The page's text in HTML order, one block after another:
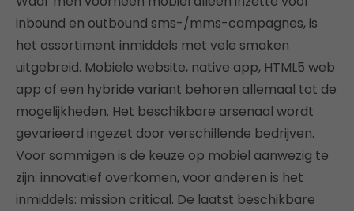
inbound en outbound sms-/mms-campagnes, is
het assortiment inmiddels met vele smaken
uitgebreid. Mobiele website, native app, HTML5 web
app of een hybride variant behoren allemaal tot de
mogelijkheden. Het beschikbare arsenaal wordt
gevarieerd ingezet door verschillende bedrijven.
Voor sommigen is de keuze op mobiel aanwezig te
zijn: innovatief overkomen, voor anderen is het
inmiddels: mission critical. De laatst beschikbare